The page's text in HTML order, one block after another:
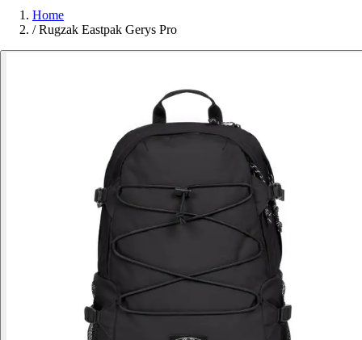
Home
/ Rugzak Eastpak Gerys Pro